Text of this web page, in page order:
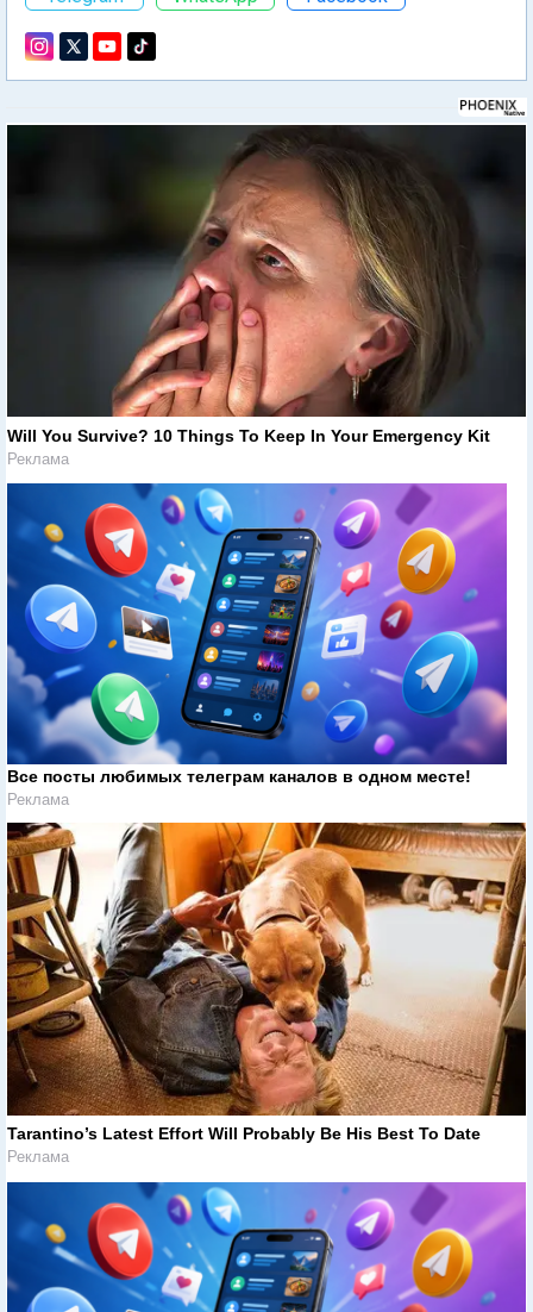
Will You Survive? 10 Things To Keep In Your Emergency Kit
Реклама
Все посты любимых телеграм каналов в одном месте!
Реклама
Tarantino’s Latest Effort Will Probably Be His Best To Date
Реклама